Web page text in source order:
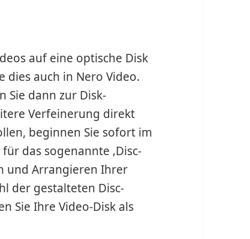
auf eine optische Disk
dies auch in Nero Video.
Sie dann zur Disk-
Verfeinerung direkt
beginnen Sie sofort im
das sogenannte ‚Disc-
und Arrangieren Ihrer
der gestalteten Disc-
Sie Ihre Video-Disk als